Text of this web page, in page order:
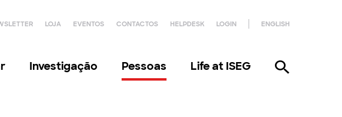
LOJA EVENTOS CONTACTOS HELPDESK LOGIN ENGLISH
Investigação Pessoas Life at ISEG